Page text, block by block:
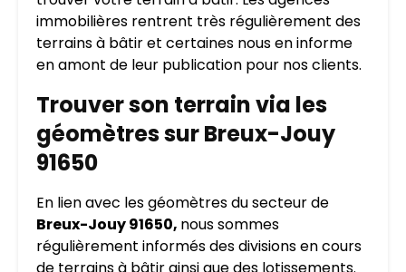
immobilières rentrent très régulièrement des
terrains à bâtir et certaines nous en informe
en amont de leur publication pour nos clients.
Trouver son terrain via les
géomètres sur Breux-Jouy
91650
En lien avec les géomètres du secteur de
Breux-Jouy 91650, nous sommes
régulièrement informés des divisions en cours
de terrains à bâtir ainsi que des lotissements.